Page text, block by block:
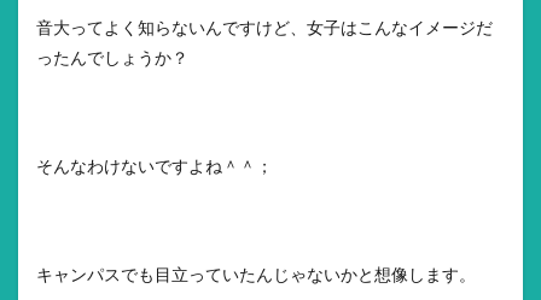
音大ってよく知らないんですけど、女子はこんなイメージだ
ったんでしょうか？
そんなわけないですよね＾＾；
キャンパスでも目立っていたんじゃないかと想像します。